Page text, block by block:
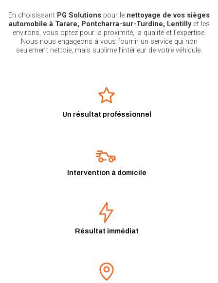
En choisissant PG Solutions pour le nettoyage de vos sièges
automobile à Tarare, Pontcharra-sur-Turdine, Lentillyet les
environs, vous optez pour la proximité, la qualité et l’expertise.
Nous nous engageons à vous fournir un service qui non
seulement nettoie, mais sublime l’intérieur de votre véhicule.
Un résultat proféssionnel
Intervention à domicile
Résultat immédiat